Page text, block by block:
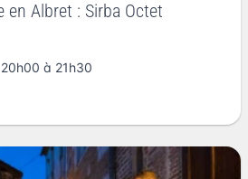
en Albret : Sirba Octet
à 21h30